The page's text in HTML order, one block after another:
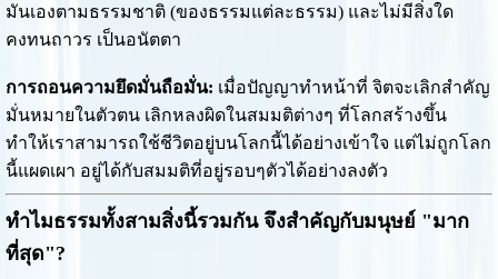
มันเองตามธรรมชาติ (ของธรรมแต่ละธรรม) และไม่มีสิ่งใด
คงทนถาวร เป็นอนัตตา
การถอนความยึดมั่นถือมั่น: เมื่อปัญญาทำหน้าที่ จิตจะเลิกสำคัญ
มั่นหมายในตัวตน เลิกหลงผิดในสมมติต่างๆ ที่โลกสร้างขึ้น
ทำให้เราสามารถใช้ชีวิตอยู่บนโลกนี้ได้อย่างเข้าใจ แต่ไม่ถูกโลก
นี้แผดเผา อยู่ได้กับสมมติที่อยู่รอบๆตัวได้อย่างลงตัว
ทำไมธรรมทั้งสามสิ่งนี้รวมกัน จึงสำคัญกับมนุษย์ "มาก
ที่สุด"?